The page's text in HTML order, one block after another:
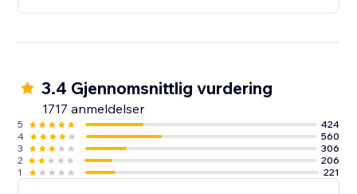
3.4 Gjennomsnittlig vurdering
1717 anmeldelser
5
424
4
560
3
306
2
206
1
221